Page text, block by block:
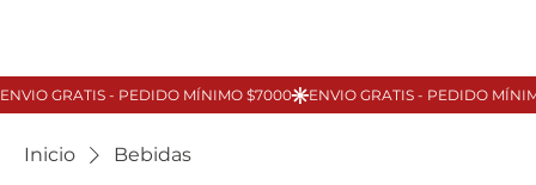
Inicio Bebidas